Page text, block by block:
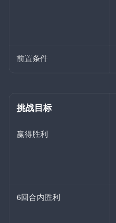
前置条件
挑战目标
赢得胜利
6回合内胜利